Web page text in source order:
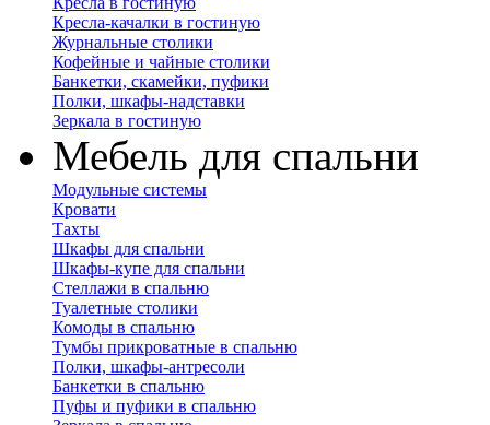
Кресла-качалки в гостиную
Журнальные столики
Кофейные и чайные столики
Банкетки, скамейки, пуфики
Полки, шкафы-надставки
Зеркала в гостиную
Мебель для спальни
Модульные системы
Кровати
Тахты
Шкафы для спальни
Шкафы-купе для спальни
Стеллажи в спальню
Туалетные столики
Комоды в спальню
Тумбы прикроватные в спальню
Полки, шкафы-антресоли
Банкетки в спальню
Пуфы и пуфики в спальню